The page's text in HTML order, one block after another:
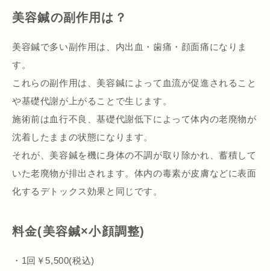
美容鍼の副作用は？
美容鍼で多い副作用は、内出血・歯痛・顔面痛になりま
す。
これらの副作用は、美容鍼によって血流が促進されること
や基礎代謝が上がることで生じます。
施術前は血行不良、基礎代謝低下によって体内の老廃物が
沈着したままの状態になります。
それが、美容鍼を機に身体の不調が取り除かれ、蓄積して
いた老廃物が排出されます。体内の毒素が皮膚などに表面
化するデトックス効果と同じです。
料金(美容鍼×小顔調整)
・1回￥5,500(税込)